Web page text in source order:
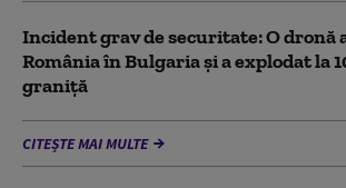
Incident grav de securitate: O dronă
România în Bulgaria şi a explodat la
graniţă
CITEȘTE MAI MULTE